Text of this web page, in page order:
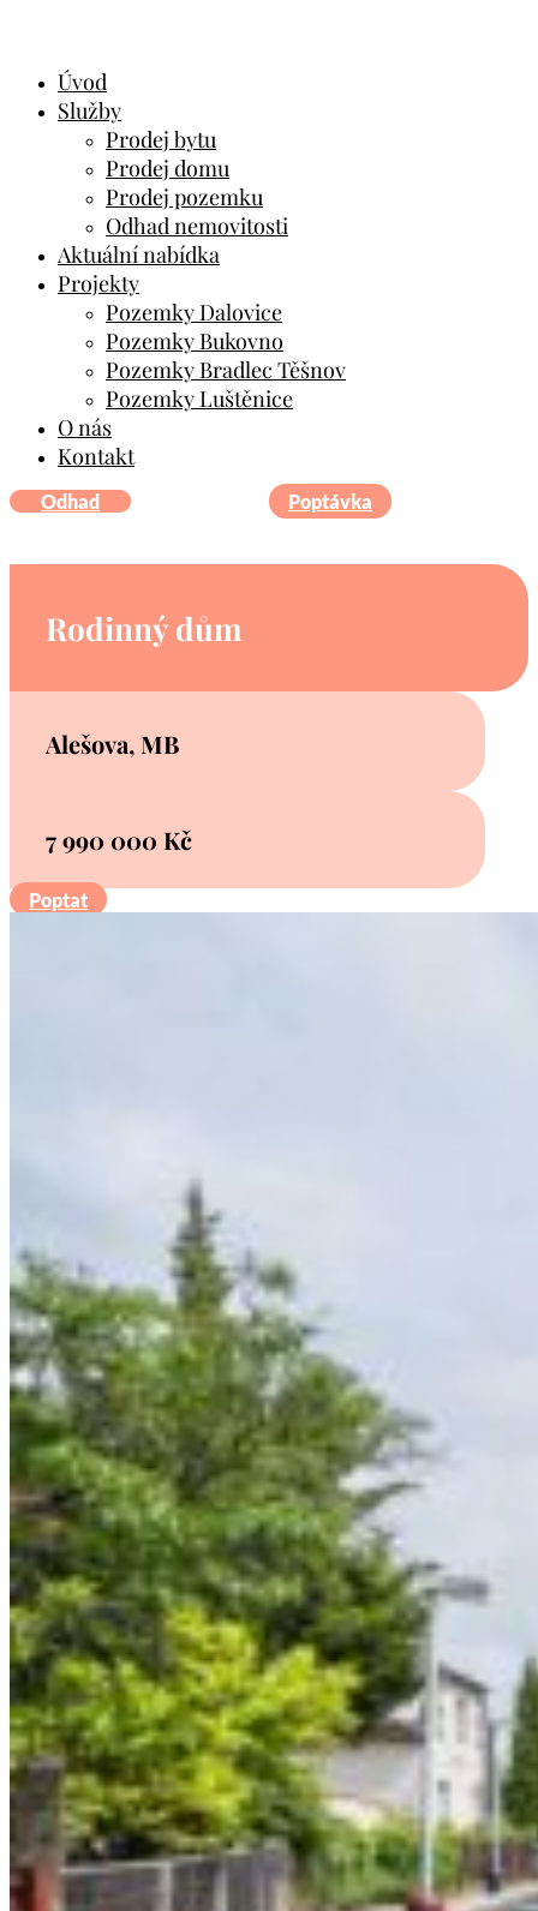
Úvod
Služby
Prodej bytu
Prodej domu
Prodej pozemku
Odhad nemovitosti
Aktuální nabídka
Projekty
Pozemky Dalovice
Pozemky Bukovno
Pozemky Bradlec Těšnov
Pozemky Luštěnice
O nás
Kontakt
Odhad Poptávka
Rodinný dům
Alešova, MB
7 990 000 Kč
Poptat